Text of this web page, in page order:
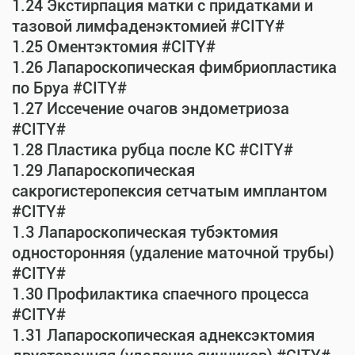
1.24 Экстирпация матки с придатками и
тазовой лимфаденэктомией #CITY#
1.25 Оментэктомия #CITY#
1.26 Лапароскопическая фимбриопластика
по Бруа #CITY#
1.27 Иссечение очагов эндометриоза
#CITY#
1.28 Пластика рубца после КС #CITY#
1.29 Лапароскопическая
сакрогистеропексия сетчатым имплантом
#CITY#
1.3 Лапароскопическая тубэктомия
односторонняя (удаление маточной трубы)
#CITY#
1.30 Профилактика спаечного процесса
#CITY#
1.31 Лапароскопическая аднексэктомия